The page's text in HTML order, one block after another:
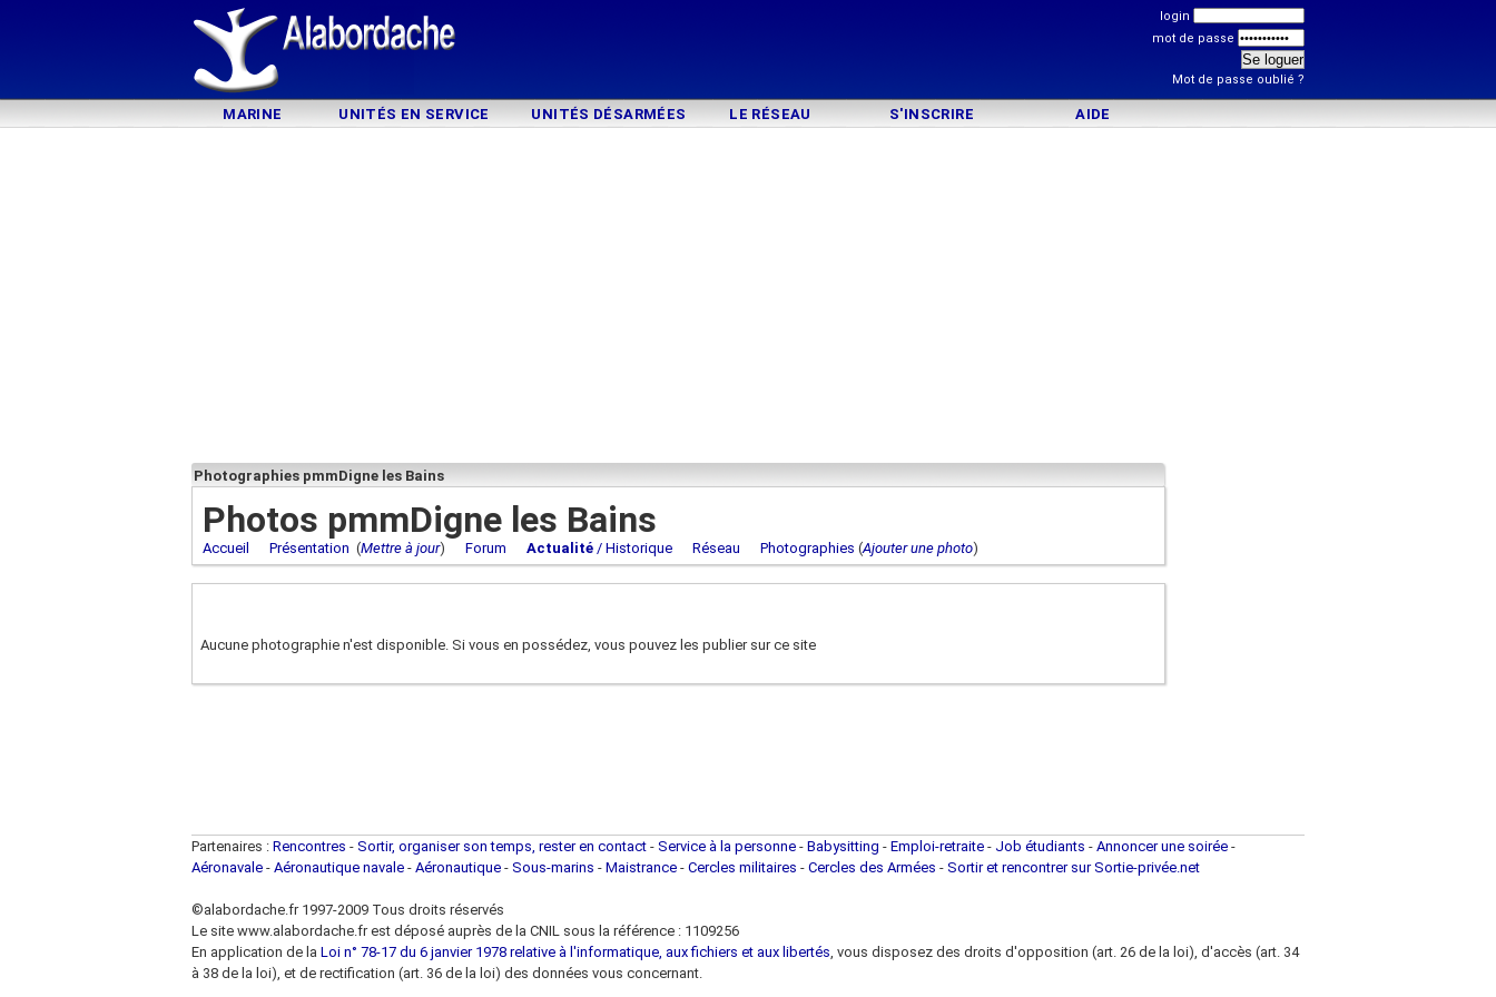
login
mot de passe
Mot de passe oublié ?
MARINE UNITÉS EN SERVICE UNITÉS DÉSARMÉES LE RÉSEAU S'INSCRIRE AIDE
Photographies pmmDigne les Bains
Photos pmmDigne les Bains
Accueil Présentation (Mettre à jour) Forum Actualité / Historique Réseau Photographies (Ajouter une photo)
Aucune photographie n'est disponible. Si vous en possédez, vous pouvez les publier sur ce site
Partenaires : Rencontres - Sortir, organiser son temps, rester en contact - Service à la personne - Babysitting - Emploi-retraite - Job étudiants - Annoncer une soirée -
Aéronavale - Aéronautique navale - Aéronautique - Sous-marins - Maistrance - Cercles militaires - Cercles des Armées - Sortir et rencontrer sur Sortie-privée.net
©alabordache.fr 1997-2009 Tous droits réservés
Le site www.alabordache.fr est déposé auprès de la CNIL sous la référence : 1109256
En application de la Loi n° 78-17 du 6 janvier 1978 relative à l'informatique, aux fichiers et aux libertés, vous disposez des droits d'opposition (art. 26 de la loi), d'accès (art. 34
à 38 de la loi), et de rectification (art. 36 de la loi) des données vous concernant.